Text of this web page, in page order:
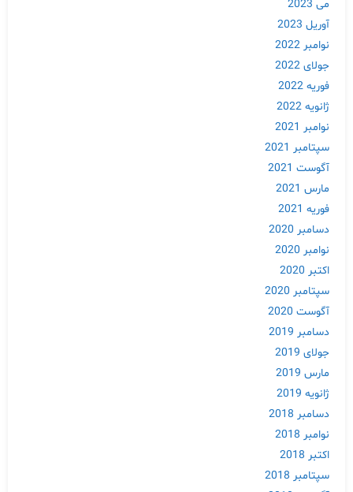
می 2023
آوریل 2023
نوامبر 2022
جولای 2022
فوریه 2022
ژانویه 2022
نوامبر 2021
سپتامبر 2021
آگوست 2021
مارس 2021
فوریه 2021
دسامبر 2020
نوامبر 2020
اکتبر 2020
سپتامبر 2020
آگوست 2020
دسامبر 2019
جولای 2019
مارس 2019
ژانویه 2019
دسامبر 2018
نوامبر 2018
اکتبر 2018
سپتامبر 2018